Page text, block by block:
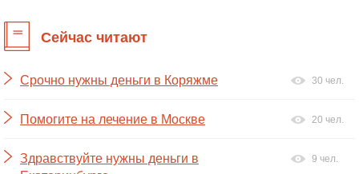
Сейчас читают
Срочно нужны деньги в Коряжме 30 чел.
Помогите на лечение в Москве 20 чел.
Здравствуйте нужны деньги в
9 чел.